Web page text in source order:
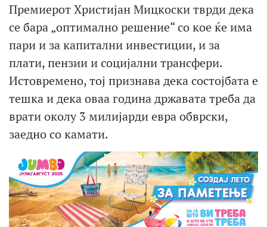
Премиерот Христијан Мицкоски тврди дека
се бара „оптимално решение“ со кое ќе има
пари и за капитални инвестиции, и за
плати, пензии и социјални трансфери.
Истовремено, тој признава дека состојбата е
тешка и дека оваа година државата треба да
врати околу 3 милијарди евра обврски,
заедно со камати.